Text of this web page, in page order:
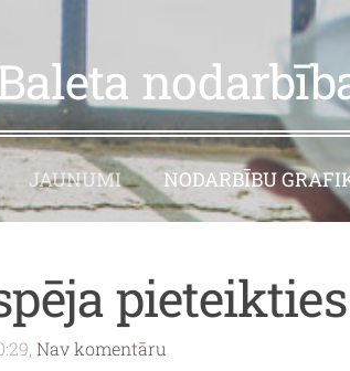
JAUNUMI NODARBĪBU
Nav komentāru